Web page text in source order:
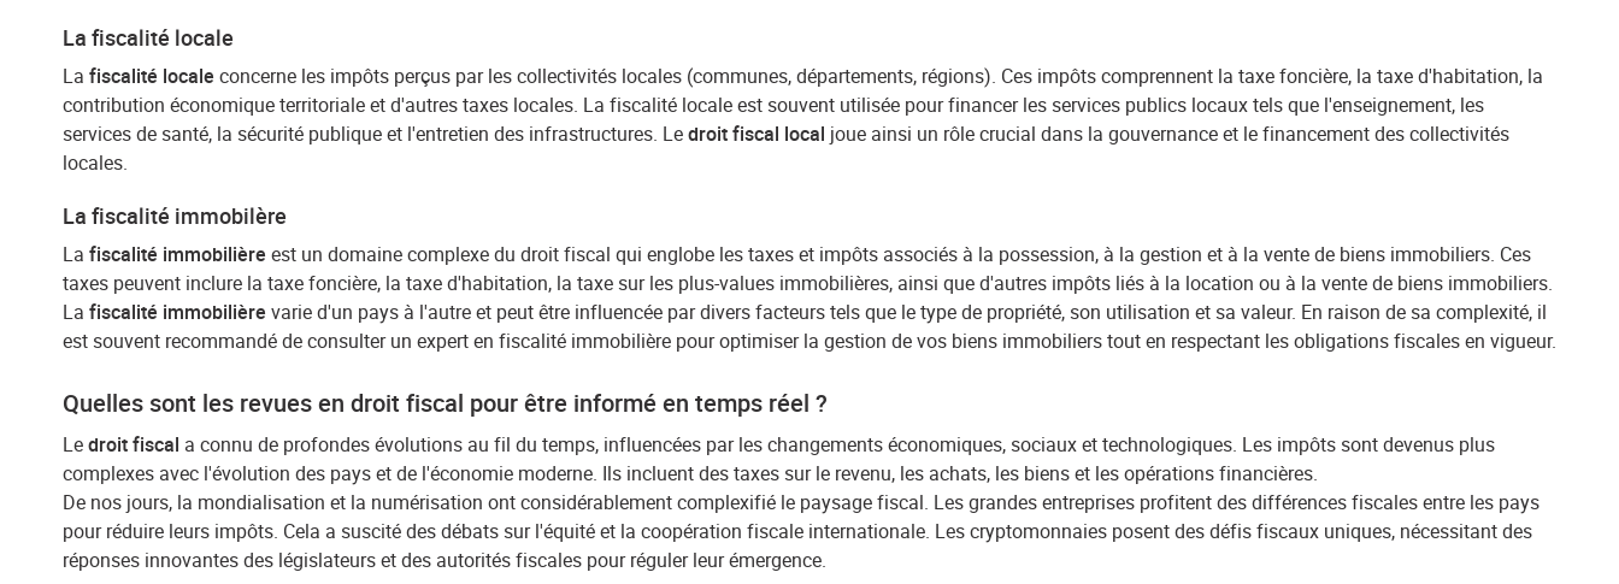
La fiscalité locale
La fiscalité locale concerne les impôts perçus par les collectivités locales (communes, départements, régions). Ces impôts comprennent la taxe foncière, la taxe d'habitation, la
contribution économique territoriale et d'autres taxes locales. La fiscalité locale est souvent utilisée pour financer les services publics locaux tels que l'enseignement, les
services de santé, la sécurité publique et l'entretien des infrastructures. Ledroit fiscal local joue ainsi un rôle crucial dans la gouvernance et le financement des collectivités
locales.
La fiscalité immobilère
La fiscalité immobilière est un domaine complexe du droit fiscal qui englobe les taxes et impôts associés à la possession, à la gestion et à la vente de biens immobiliers. Ces
taxes peuvent inclure la taxe foncière, la taxe d'habitation, la taxe sur les plus-values immobilières, ainsi que d'autres impôts liés à la location ou à la vente de biens immobiliers.
La fiscalité immobilière varie d'un pays à l'autre et peut être influencée par divers facteurs tels que le type de propriété, son utilisation et sa valeur. En raison de sa complexité, il
est souvent recommandé de consulter un expert en fiscalité immobilière pour optimiser la gestion de vos biens immobiliers tout en respectant les obligations fiscales en vigueur.
Quelles sont les revues en droit fiscal pour être informé en temps réel ?
Ledroit fiscal a connu de profondes évolutions au fil du temps, influencées par les changements économiques, sociaux et technologiques. Les impôts sont devenus plus
complexes avec l'évolution des pays et de l'économie moderne. Ils incluent des taxes sur le revenu, les achats, les biens et les opérations financières.
De nos jours, la mondialisation et la numérisation ont considérablement complexifié le paysage fiscal. Les grandes entreprises profitent des différences fiscales entre les pays
pour réduire leurs impôts. Cela a suscité des débats sur l'équité et la coopération fiscale internationale. Les cryptomonnaies posent des défis fiscaux uniques, nécessitant des
réponses innovantes des législateurs et des autorités fiscales pour réguler leur émergence.